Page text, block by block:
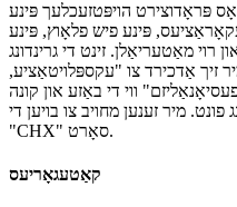
פּראָדוצירט הויפּטזעכלעך פּינע
פּינע פיש פלאָוץ, פּינע
מאַטעריאַלן. זינט די גרינדונג
זיך אַדכירד צו "עקספּלויטאַציע,
ווי די באַזע און קונה
מיר זענען מחויב צו בויען די
"CHX" סאָרט.
קאַטעגאָריעס